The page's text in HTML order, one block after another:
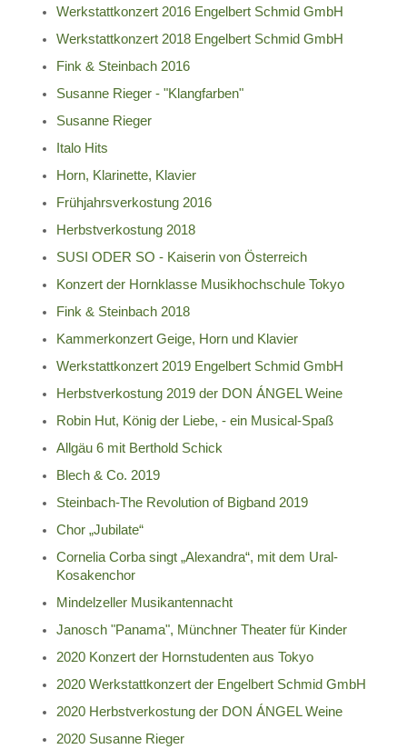
Werkstattkonzert 2016 Engelbert Schmid GmbH
Werkstattkonzert 2018 Engelbert Schmid GmbH
Fink & Steinbach 2016
Susanne Rieger - "Klangfarben"
Susanne Rieger
Italo Hits
Horn, Klarinette, Klavier
Frühjahrsverkostung 2016
Herbstverkostung 2018
SUSI ODER SO - Kaiserin von Österreich
Konzert der Hornklasse Musikhochschule Tokyo
Fink & Steinbach 2018
Kammerkonzert Geige, Horn und Klavier
Werkstattkonzert 2019 Engelbert Schmid GmbH
Herbstverkostung 2019 der DON ÁNGEL Weine
Robin Hut, König der Liebe, - ein Musical-Spaß
Allgäu 6 mit Berthold Schick
Blech & Co. 2019
Steinbach-The Revolution of Bigband 2019
Chor „Jubilate“
Cornelia Corba singt „Alexandra“, mit dem Ural-
Kosakenchor
Mindelzeller Musikantennacht
Janosch "Panama", Münchner Theater für Kinder
2020 Konzert der Hornstudenten aus Tokyo
2020 Werkstattkonzert der Engelbert Schmid GmbH
2020 Herbstverkostung der DON ÁNGEL Weine
2020 Susanne Rieger